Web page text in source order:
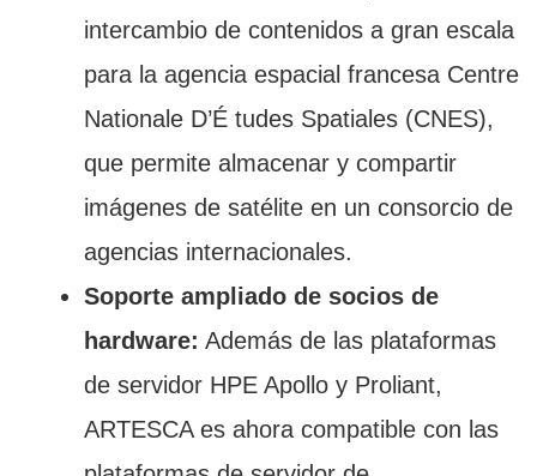
intercambio de contenidos a gran escala
para la agencia espacial francesa Centre
Nationale D’É tudes Spatiales (CNES),
que permite almacenar y compartir
imágenes de satélite en un consorcio de
agencias internacionales.
Soporte ampliado de socios de
hardware: Además de las plataformas
de servidor HPE Apollo y Proliant,
ARTESCA es ahora compatible con las